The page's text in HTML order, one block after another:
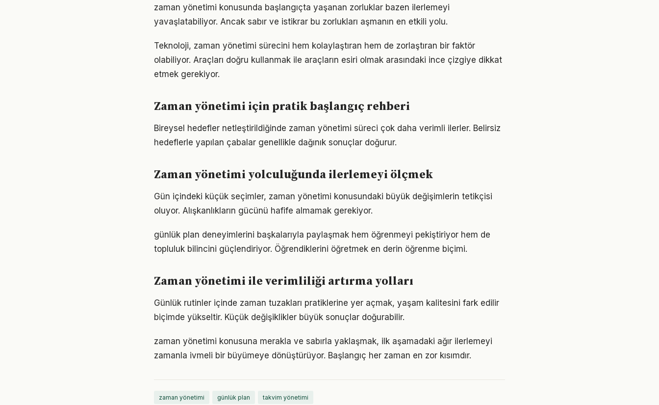
zaman yönetimi konusunda başlangıçta yaşanan zorluklar bazen ilerlemeyi
yavaşlatabiliyor. Ancak sabır ve istikrar bu zorlukları aşmanın en etkili yolu.
Teknoloji, zaman yönetimi sürecini hem kolaylaştıran hem de zorlaştıran bir faktör
olabiliyor. Araçları doğru kullanmak ile araçların esiri olmak arasındaki ince çizgiye dikkat
etmek gerekiyor.
Zaman yönetimi için pratik başlangıç rehberi
Bireysel hedefler netleştirildiğinde zaman yönetimi süreci çok daha verimli ilerler. Belirsiz
hedeflerle yapılan çabalar genellikle dağınık sonuçlar doğurur.
Zaman yönetimi yolculuğunda ilerlemeyi ölçmek
Gün içindeki küçük seçimler, zaman yönetimi konusundaki büyük değişimlerin tetikçisi
oluyor. Alışkanlıkların gücünü hafife almamak gerekiyor.
günlük plan deneyimlerini başkalarıyla paylaşmak hem öğrenmeyi pekiştiriyor hem de
topluluk bilincini güçlendiriyor. Öğrendiklerini öğretmek en derin öğrenme biçimi.
Zaman yönetimi ile verimliliği artırma yolları
Günlük rutinler içinde zaman tuzakları pratiklerine yer açmak, yaşam kalitesini fark edilir
biçimde yükseltir. Küçük değişiklikler büyük sonuçlar doğurabilir.
zaman yönetimi konusuna merakla ve sabırla yaklaşmak, ilk aşamadaki ağır ilerlemeyi
zamanla ivmeli bir büyümeye dönüştürüyor. Başlangıç her zaman en zor kısımdır.
zaman yönetimi günlük plan takvim yönetimi